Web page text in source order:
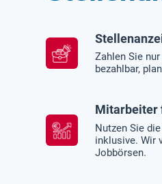
Zahlen Sie
bezahlbar,
Mitarbeiter
Nutzen Sie
inklusive. Wir
Jobbörsen.